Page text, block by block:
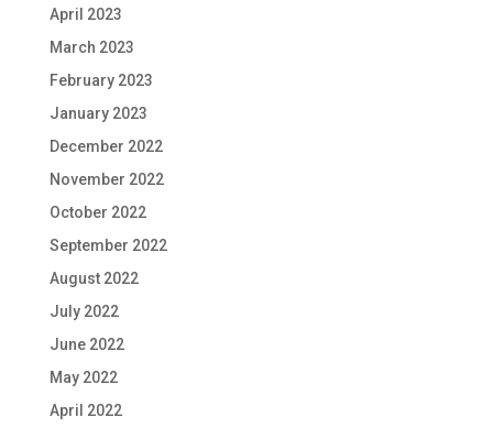
April 2023
March 2023
February 2023
January 2023
December 2022
November 2022
October 2022
September 2022
August 2022
July 2022
June 2022
May 2022
April 2022